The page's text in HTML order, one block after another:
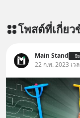
โพสต์ที่เกี่ยว
Main Stand ยื
22 ก.พ. 2023 เว